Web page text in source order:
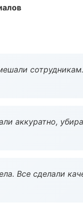
аккуратно,
Все сделали